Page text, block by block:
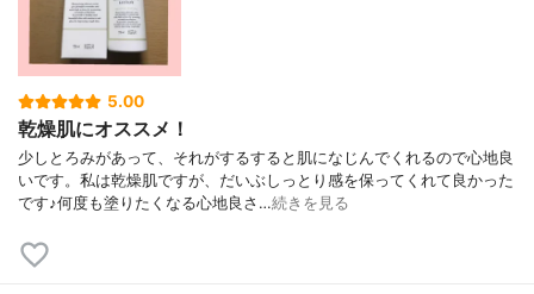
5.00
乾燥肌にオススメ！
少しとろみがあって、それがするすると肌になじんでくれるので心地良
いです。私は乾燥肌ですが、だいぶしっとり感を保ってくれて良かった
です♪何度も塗りたくなる心地良さ…続きを見る